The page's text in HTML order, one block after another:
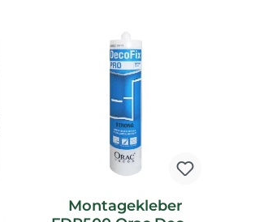
Montagekleber